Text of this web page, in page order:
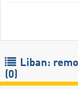
Liban:
(0)